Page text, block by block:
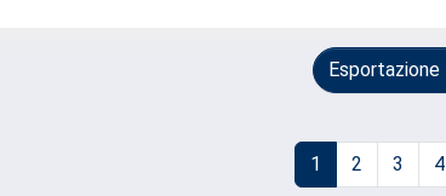
Esportazione
1 2 3 4